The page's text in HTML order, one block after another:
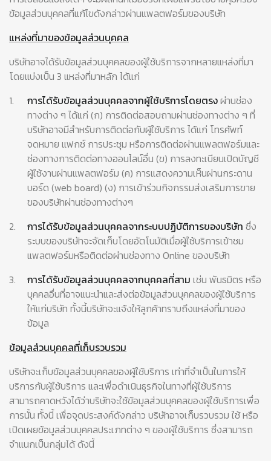
ข้อมูลส่วนบุคคลที่แก้ไขดังกล่าวผ่านแพลตฟอร์มของบริษัท
แหล่งที่มาของข้อมูลส่วนบุคคล
บริษัทอาจได้รับข้อมูลส่วนบุคคลของผู้ใช้บริการจากหลายแหล่งที่มา
โดยแบ่งเป็น 3 แหล่งที่มาหลัก ได้แก่
1.
การได้รับข้อมูลส่วนบุคคลจากผู้ใช้บริการโดยตรงผ่านช่อง
ทางต่าง ๆ ได้แก่ (ก) การติดต่อสอบถามผ่านช่องทางต่าง ๆ ที่
บริษัทอาจมีสำหรับการติดต่อกับผู้ใช้บริการ ได้แก่ โทรศัพท์
จดหมาย แฟกซ์ การประชุม หรือการติดต่อผ่านแพลตฟอร์มและ
ช่องทางการติดต่อทางออนไลน์อื่น (ข) การลงทะเบียนเปิดบัญชี
ผู้ใช้งานผ่านแพลตฟอร์ม (ค) การแสดงความเห็นผ่านกระดาน
บอร์ด (web board) (ง) การเข้าร่วมกิจกรรมส่งเสริมการขาย
ของบริษัทผ่านช่องทางต่างๆ
2.
การได้รับข้อมูลส่วนบุคคลจากระบบปฏิบัติการของบริษัท ซึ่ง
ระบบของบริษัทจะจัดเก็บโดยอัตโนมัติเมื่อผู้ใช้บริการเข้าชม
แพลตฟอร์มหรือติดต่อผ่านช่องทาง Online ของบริษัท
3.
การได้รับข้อมูลส่วนบุคคลจากบุคคลที่สาม เช่น พันธมิตร หรือ
บุคคลอื่นที่อาจแนะนำและส่งต่อข้อมูลส่วนบุคคลของผู้ใช้บริการ
ให้แก่บริษัท ทั้งนี้บริษัทจะแจ้งให้ลูกค้าทราบถึงแหล่งที่มาของ
ข้อมูล
ข้อมูลส่วนบุคคลที่เก็บรวบรวม
บริษัทจะเก็บข้อมูลส่วนบุคคลของผู้ใช้บริการ เท่าที่จำเป็นในการให้
บริการกับผู้ใช้บริการ และเพื่อดำเนินธุรกิจในทางที่ผู้ใช้บริการ
สามารถคาดหวังได้ว่าบริษัทจะใช้ข้อมูลส่วนบุคคลของผู้ใช้บริการเพื่อ
การนั้น ทั้งนี้ เพื่อจุดประสงค์ดังกล่าว บริษัทอาจเก็บรวบรวม ใช้ หรือ
เปิดเผยข้อมูลส่วนบุคคลประเภทต่าง ๆ ของผู้ใช้บริการ ซึ่งสามารถ
จำแนกเป็นกลุ่มได้ ดังนี้